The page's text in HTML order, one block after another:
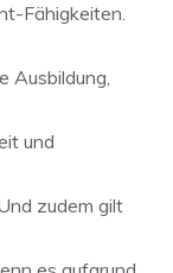
Fähigkeiten.
Ausbildung,
und
zudem gilt